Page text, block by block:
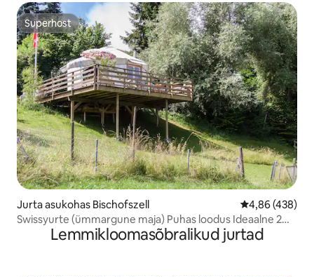
Superhost
Superhost
Jurta asukohas Bischofszell Keskmine
4,86 (438)
Swissyurte (ümmargune maja) Puhas loodus Ideaalne 2
inimesele.Lemmikloomasõbralikud jurtad